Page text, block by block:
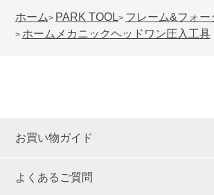
ホーム> PARK TOOL> フレーム&フォー
> ホームメカニックヘッドワン圧入工具
お買い物ガイド
よくあるご質問